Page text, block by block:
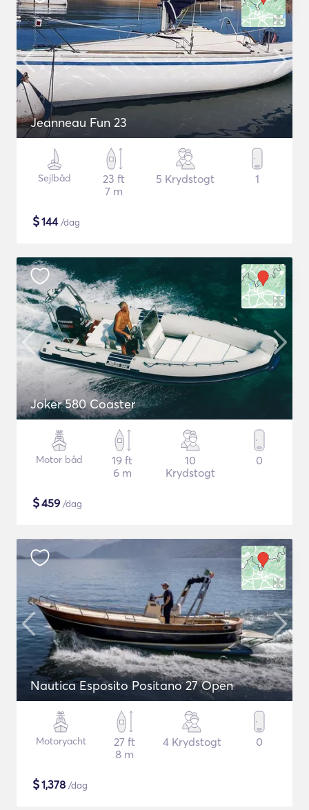
Jeanneau Fun 23
Sejlbåd
23 ft
7 m
5 Krydstogt 1
$144/dag
Joker 580 Coaster
Motor båd
19 ft
6 m
10
Krydstogt
0
$459 /dag
Nautica Esposito Positano 27 Open
Motoryacht
27 ft
8 m
4 Krydstogt 0
$1,378 /dag